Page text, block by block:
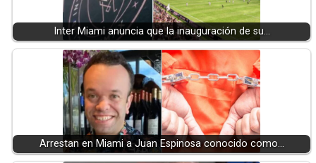
Inter Miami anuncia que la inauguración de su…
Arrestan en Miami a Juan Espinosa conocido como…